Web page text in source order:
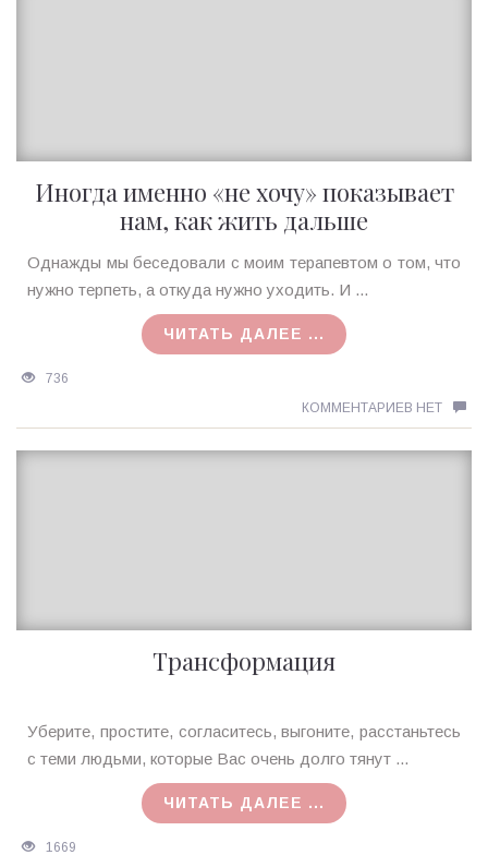
Иногда именно «не хочу» показывает
нам, как жить дальше
Ирина
MagicTantra
Однажды мы беседовали с моим терапевтом о том, что
нужно терпеть, а откуда нужно уходить. И ...
ЧИТАТЬ ДАЛЕЕ ...
736
КОММЕНТАРИЕВ НЕТ
Трансформация
Ирина
MagicTantra
Уберите, простите, согласитесь, выгоните, расстаньтесь
с теми людьми, которые Вас очень долго тянут ...
ЧИТАТЬ ДАЛЕЕ ...
1669